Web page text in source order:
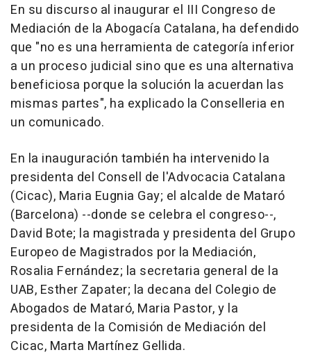
En su discurso al inaugurar el III Congreso de
Mediación de la Abogacía Catalana, ha defendido
que "no es una herramienta de categoría inferior
a un proceso judicial sino que es una alternativa
beneficiosa porque la solución la acuerdan las
mismas partes", ha explicado la Conselleria en
un comunicado.
En la inauguración también ha intervenido la
presidenta del Consell de l'Advocacia Catalana
(Cicac), Maria Eugnia Gay; el alcalde de Mataró
(Barcelona) --donde se celebra el congreso--,
David Bote; la magistrada y presidenta del Grupo
Europeo de Magistrados por la Mediación,
Rosalia Fernández; la secretaria general de la
UAB, Esther Zapater; la decana del Colegio de
Abogados de Mataró, Maria Pastor, y la
presidenta de la Comisión de Mediación del
Cicac, Marta Martínez Gellida.